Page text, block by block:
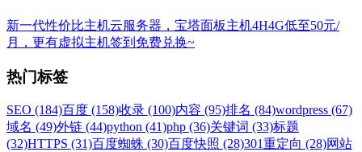
新一代性价比主机云服务器，宝塔面板主机4H4G低至50元/
月，更有虚拟主机签到免费兑换~
热门标签
SEO (184)百度 (158)收录 (100)内容 (95)排名 (84)wordpress (67)
域名 (49)外链 (44)python (41)php (36)关键词 (33)标题
(32)HTTPS (31)百度蜘蛛 (30)百度快照 (28)301重定向 (28)网站